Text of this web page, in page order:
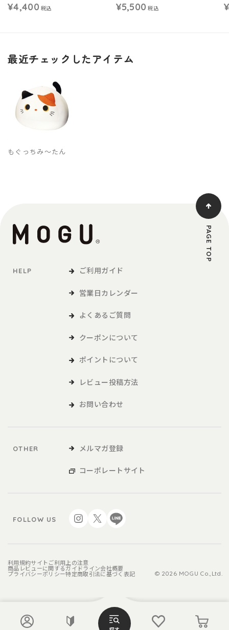
¥4,400 税込 ¥5,500 税込
最近チェックしたアイテム
もぐっちみ～たん
HELP ご利用ガイド
営業日カレンダー
よくあるご質問
クーポンについて
ポイントについて
レビュー投稿方法
お問い合わせ
OTHER メルマガ登録
コーポレートサイト
FOLLOW US
利用規約サイトご利用上の注意
商品レビューに関するガイドライン会社概要
プライバシーポリシー特定商取引法に基づく表記 © 2026 MOGU Co.,Ltd.
PAGE TOP